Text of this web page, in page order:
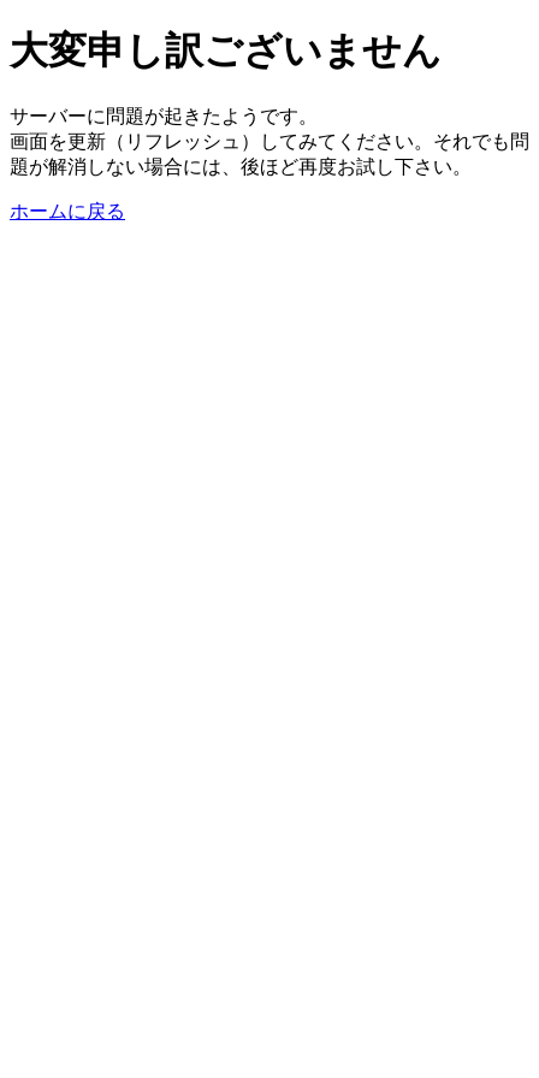
大変申し訳ございません
サーバーに問題が起きたようです。
画面を更新（リフレッシュ）してみてください。それでも問
題が解消しない場合には、後ほど再度お試し下さい。
ホームに戻る